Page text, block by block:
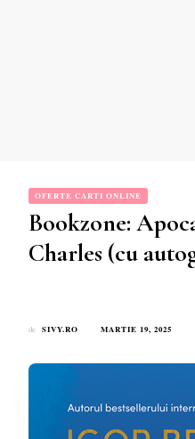
OFERTE CARTI ONLINE
Bookzone:
Charles (cu
de SIVY.RO MARTIE 19, 2025